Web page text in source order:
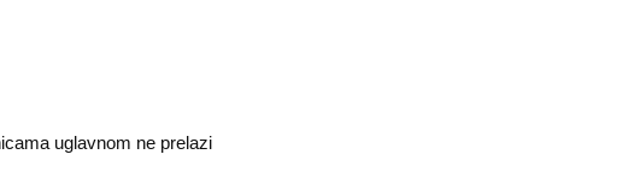
uglavnom ne prelazi